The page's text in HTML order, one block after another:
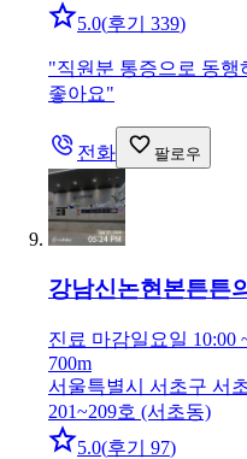
5.0(후기 339)
"직원분 통증으로 동
좋아요"
전화 팔로우
강남신논현본튼튼
진료 마감일요일 10:00
700m
서울특별시 서초구 서
201~209호 (서초동)
5.0(후기 97)